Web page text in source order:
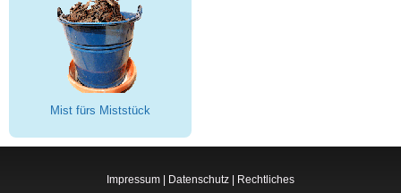
Mist fürs Miststück
Impressum Datenschutz
Rechtliches